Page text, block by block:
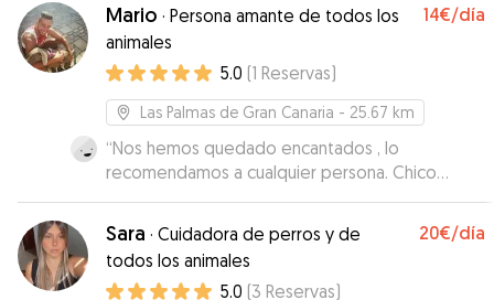
Mario · Persona amante de todos los
animales
14€/día
5.0 (1 Reservas)
Las Palmas de Gran Canaria - 25.67 km
“Nos hemos quedado encantados , lo
recomendamos a cualquier persona. Chico
amable y cariñoso con los perros.”
Sara · Cuidadora de perros y de
todos los animales
20€/día
5.0 (3 Reservas)